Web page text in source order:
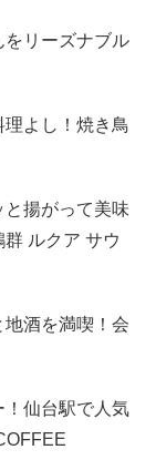
をリーズナブル
理よし！焼き鳥
と揚がって美味
ルクア サウ
地酒を満喫！会
！仙台駅で人気